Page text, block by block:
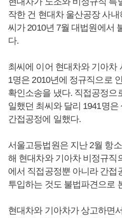
작한 건 현대차 울산공장 사
씨가 2010년 7월 대법원에서
다.
최씨에 이어 현대차와 기아차
1명은 2010년에 정규직으로
확인소송을 냈다. 직접공정으
일했던 최씨와 달리 1941명은
간접공정에 일했다.
서울고등법원은 지난 2월 항
해 현대차와 기아차 비정규직
에서 직접공정뿐 아니라 간접
투입하는 것도 불법파견으로
현대차와 기아차가 상고하면